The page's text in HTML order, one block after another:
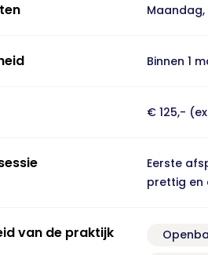
Binnen 1
€ 125,-
Eerste
prettig en
van de praktijk